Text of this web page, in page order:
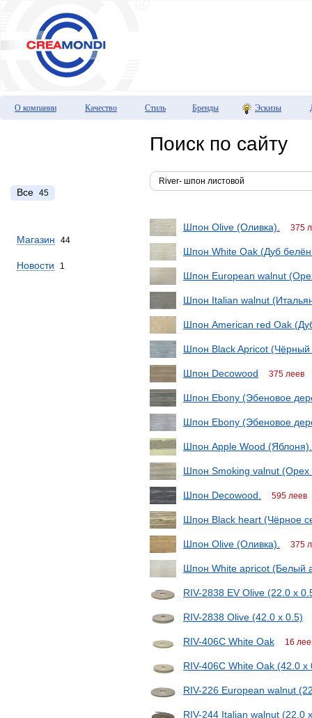
О компании Качество Стиль Бренды Эскизы
Все 45
Магазин 44
Новости 1
Поиск по сайту
Шпон Olive (Оливка). 375
Шпон White Oak (Дуб
Шпон European walnut
Шпон Italian walnut
Шпон American red Oak
Шпон Black Apricot (Чёрный
Шпон Decowood 375 леев
Шпон Ebony (Эбеновое
Шпон Ebony (Эбеновое
Шпон Apple Wood (Яблоня).
Шпон Smoking valnut (Орех
Шпон Decowood. 595 леев
Шпон Black heart (Чёрное
Шпон Olive (Оливка). 375
Шпон White apricot (Белый
RIV-2838 EV Olive (22.0 x
RIV-2838 Olive (42.0 x 0.5)
RIV-406C White Oak 16
RIV-406С White Oak (42.0 x
RIV-226 European walnut
RIV-244 Italian walnut (22.0